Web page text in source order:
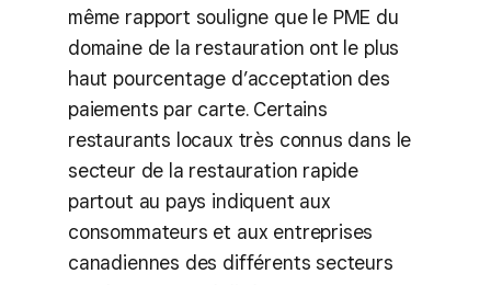
même rapport souligne que le PME du
domaine de la restauration ont le plus
haut pourcentage d’acceptation des
paiements par carte. Certains
restaurants locaux très connus dans le
secteur de la restauration rapide
partout au pays indiquent aux
consommateurs et aux entreprises
canadiennes des différents secteurs